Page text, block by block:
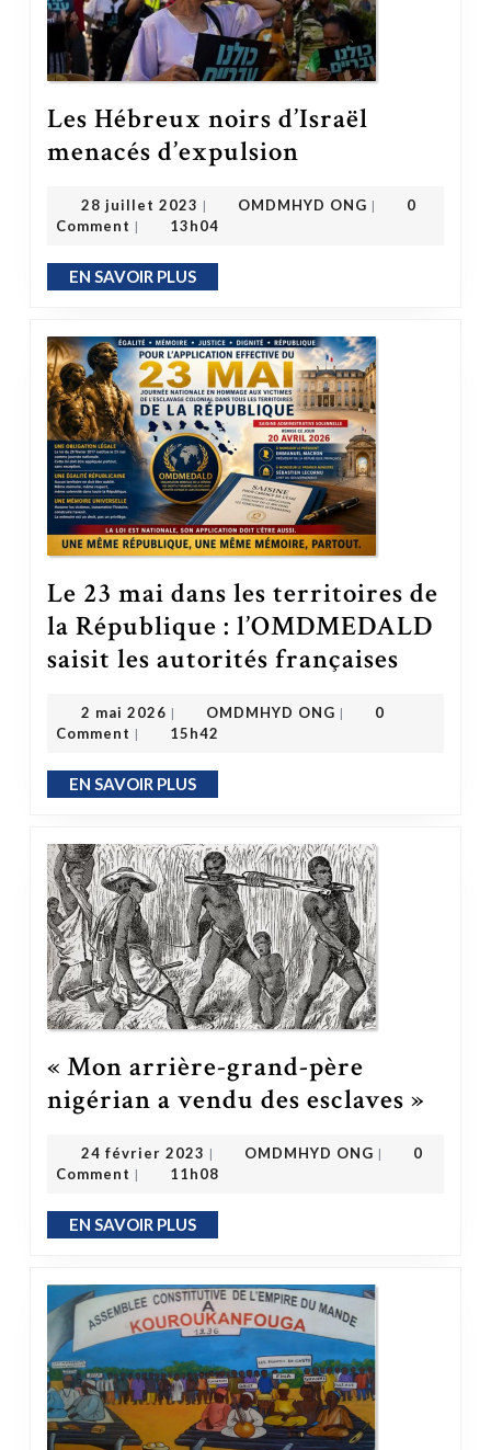
Les Hébreux noirs d’Israël
menacés d’expulsion
28 juillet 2023 28 juillet 2023
| OMDMHYD ONG |
0
Comment | 13h04
EN SAVOIR PLUSEN SAVOIR PLUS
Le 23 mai dans les territoires de
la République : l’OMDMEDALD
saisit les autorités françaises
2 mai 2026 2 mai 2026
| OMDMHYD ONG |
0
Comment | 15h42
EN SAVOIR PLUSEN SAVOIR PLUS
« Mon arrière-grand-père
nigérian a vendu des esclaves »
24 février 2023 24 février 2023
| OMDMHYD ONG |
0
Comment | 11h08
EN SAVOIR PLUSEN SAVOIR PLUS